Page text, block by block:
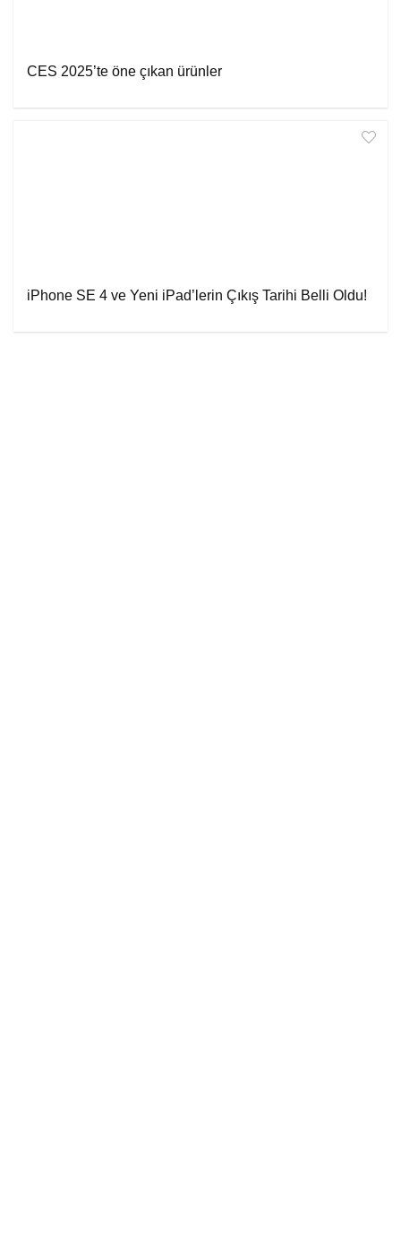
CES 2025’te öne çıkan ürünler
iPhone SE 4 ve Yeni iPad’lerin Çıkış Tarihi Belli Oldu!